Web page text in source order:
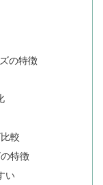
の特徴
較
特徴
い